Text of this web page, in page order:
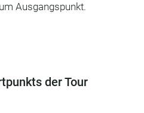
Ausgangspunkt.
der Tour